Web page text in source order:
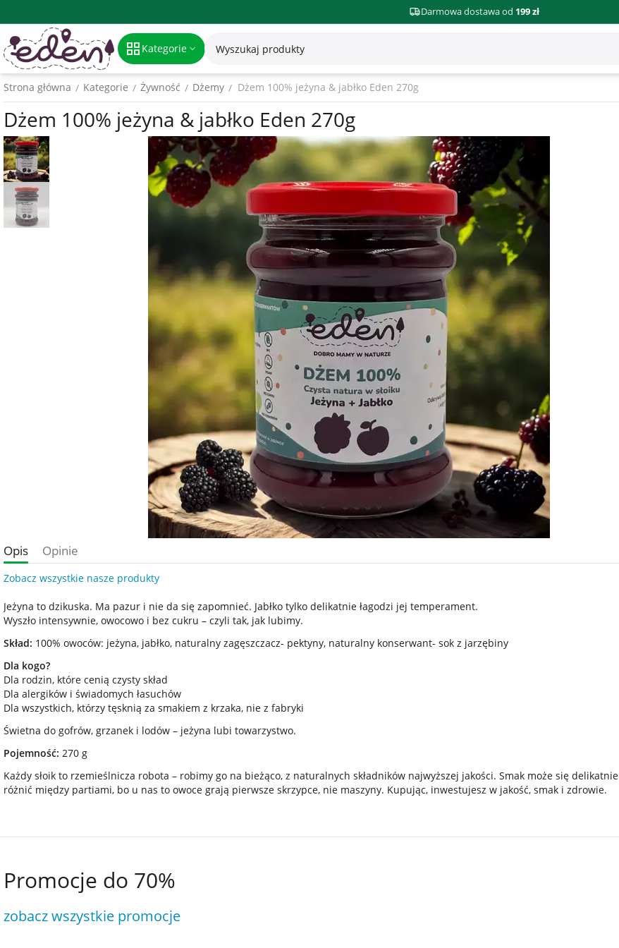
Darmowa dostawa od 199 zł
Kategorie
Strona główna / Kategorie / Żywność / Dżemy / Dżem 100% jeżyna & jabłko Eden 270g
Dżem 100% jeżyna & jabłko Eden 270g
Opis Opinie
Zobacz wszystkie nasze produkty
Jeżyna to dzikuska. Ma pazur i nie da się zapomnieć. Jabłko tylko delikatnie łagodzi jej temperament.
Wyszło intensywnie, owocowo i bez cukru – czyli tak, jak lubimy.
Skład: 100% owoców: jeżyna, jabłko, naturalny zagęszczacz- pektyny, naturalny konserwant- sok z jarzębiny
Dla kogo?
Dla rodzin, które cenią czysty skład
Dla alergików i świadomych łasuchów
Dla wszystkich, którzy tęsknią za smakiem z krzaka, nie z fabryki
Świetna do gofrów, grzanek i lodów – jeżyna lubi towarzystwo.
Pojemność: 270 g
Każdy słoik to rzemieślnicza robota – robimy go na bieżąco, z naturalnych składników najwyższej jakości. Smak może się delikatnie
różnić między partiami, bo u nas to owoce grają pierwsze skrzypce, nie maszyny. Kupując, inwestujesz w jakość, smak i zdrowie.
Promocje do 70%
zobacz wszystkie promocje